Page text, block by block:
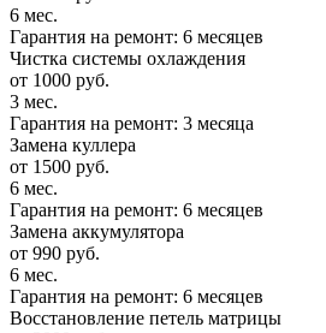
6 мес.
Гарантия на ремонт: 6 месяцев
Чистка системы охлаждения
от 1000 руб.
3 мес.
Гарантия на ремонт: 3 месяца
Замена куллера
от 1500 руб.
6 мес.
Гарантия на ремонт: 6 месяцев
Замена аккумулятора
от 990 руб.
6 мес.
Гарантия на ремонт: 6 месяцев
Восстановление петель матрицы